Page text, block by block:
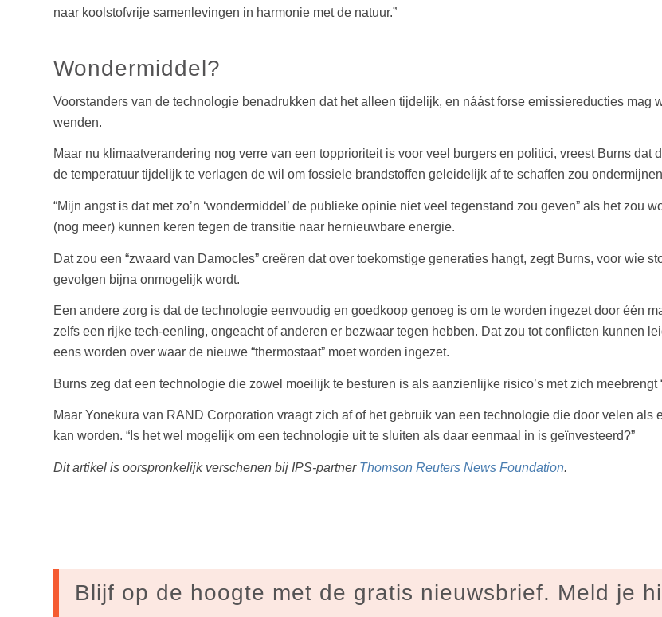
naar koolstofvrije samenlevingen in harmonie met de natuur.”
Wondermiddel?
Voorstanders van de technologie benadrukken dat het alleen tijdelijk, en náást forse emissiereducties mag
wenden.
Maar nu klimaatverandering nog verre van een topprioriteit is voor veel burgers en politici, vreest Burns
de temperatuur tijdelijk te verlagen de wil om fossiele brandstoffen geleidelijk af te schaffen zou
“Mijn angst is dat met zo’n ‘wondermiddel’ de publieke opinie niet veel tegenstand zou geven” als het zou
(nog meer) kunnen keren tegen de transitie naar hernieuwbare energie.
Dat zou een “zwaard van Damocles” creëren dat over toekomstige generaties hangt, zegt Burns, voor wie
gevolgen bijna onmogelijk wordt.
Een andere zorg is dat de technologie eenvoudig en goedkoop genoeg is om te worden ingezet door één
zelfs een rijke tech-eenling, ongeacht of anderen er bezwaar tegen hebben. Dat zou tot conflicten kunnen
eens worden over waar de nieuwe “thermostaat” moet worden ingezet.
Burns zeg dat een technologie die zowel moeilijk te besturen is als aanzienlijke risico’s met zich
Maar Yonekura van RAND Corporation vraagt zich af of het gebruik van een technologie die door velen
kan worden. “Is het wel mogelijk om een technologie uit te sluiten als daar eenmaal in is geïnvesteerd?”
Dit artikel is oorspronkelijk verschenen bij IPS-partner Thomson Reuters News Foundation.
Blijf op de hoogte met de gratis nieuwsbrief. Meld je